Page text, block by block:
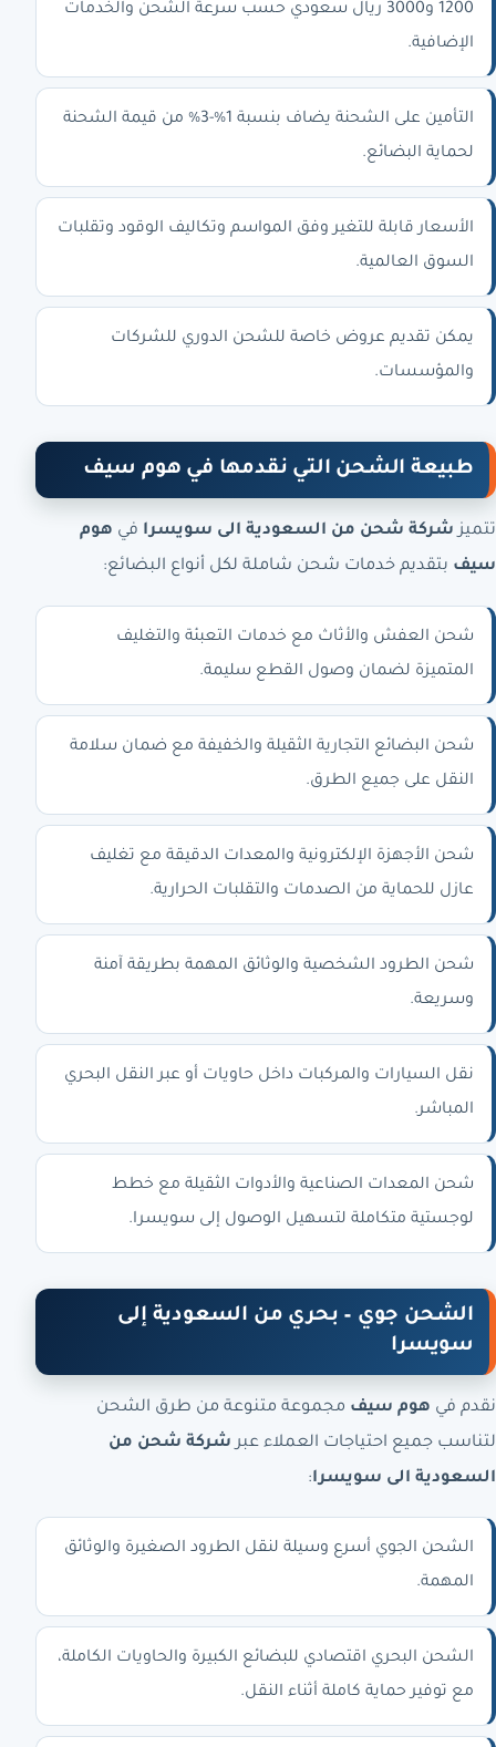
1200 و3000 ريال سعودي حسب سرعة الشحن والخدمات
الإضافية.
التأمين على الشحنة يضاف بنسبة 1%-3% من قيمة الشحنة
لحماية البضائع.
الأسعار قابلة للتغير وفق المواسم وتكاليف الوقود وتقلبات
السوق العالمية.
يمكن تقديم عروض خاصة للشحن الدوري للشركات
والمؤسسات.
طبيعة الشحن التي نقدمها في هوم سيف
تتميزشركة شحن من السعودية الى سويسرا في هوم
سيف بتقديم خدمات شحن شاملة لكل أنواع البضائع:
شحن العفش والأثاث مع خدمات التعبئة والتغليف
المتميزة لضمان وصول القطع سليمة.
شحن البضائع التجارية الثقيلة والخفيفة مع ضمان سلامة
النقل على جميع الطرق.
شحن الأجهزة الإلكترونية والمعدات الدقيقة مع تغليف
عازل للحماية من الصدمات والتقلبات الحرارية.
شحن الطرود الشخصية والوثائق المهمة بطريقة آمنة
وسريعة.
نقل السيارات والمركبات داخل حاويات أو عبر النقل البحري
المباشر.
شحن المعدات الصناعية والأدوات الثقيلة مع خطط
لوجستية متكاملة لتسهيل الوصول إلى سويسرا.
الشحن جوي – بحري من السعودية إلى
سويسرا
نقدم في هوم سيف مجموعة متنوعة من طرق الشحن
لتناسب جميع احتياجات العملاء عبر شركة شحن من
السعودية الى سويسرا:
الشحن الجوي أسرع وسيلة لنقل الطرود الصغيرة والوثائق
المهمة.
الشحن البحري اقتصادي للبضائع الكبيرة والحاويات الكاملة،
مع توفير حماية كاملة أثناء النقل.